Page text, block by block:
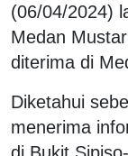
(06/04/2024)
Medan
diterima di
Diketahui
menerima